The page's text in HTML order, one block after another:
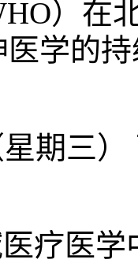
）在
学的
星期三
疗医